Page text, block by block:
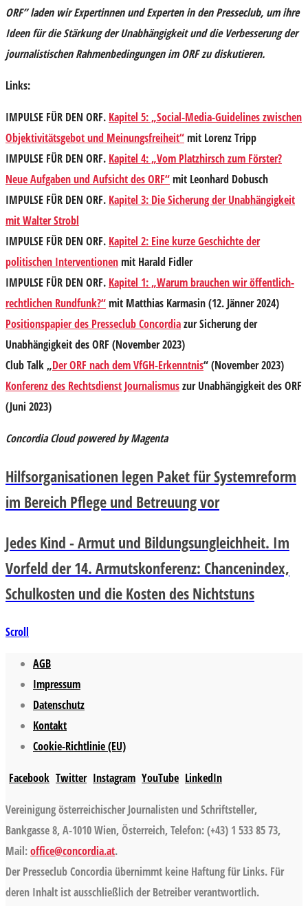
ORF” laden wir Expertinnen und Experten in den Presseclub, um ihre
Ideen für die Stärkung der Unabhängigkeit und die Verbesserung der
journalistischen Rahmenbedingungen im ORF zu diskutieren.
Links:
IMPULSE FÜR DEN ORF. Kapitel 5: „Social-Media-Guidelines zwischen
Objektivitätsgebot und Meinungsfreiheit“mit Lorenz Tripp
IMPULSE FÜR DEN ORF. Kapitel 4: „Vom Platzhirsch zum Förster?
Neue Aufgaben und Aufsicht des ORF“mit Leonhard Dobusch
IMPULSE FÜR DEN ORF. Kapitel 3: Die Sicherung der Unabhängigkeit
mit Walter Strobl
IMPULSE FÜR DEN ORF. Kapitel 2: Eine kurze Geschichte der
politischen Interventionenmit Harald Fidler
IMPULSE FÜR DEN ORF. Kapitel 1: „Warum brauchen wir öffentlich-
rechtlichen Rundfunk?“mit Matthias Karmasin (12. Jänner 2024)
Positionspapier des Presseclub Concordiazur Sicherung der
Unabhängigkeit des ORF (November 2023)
Club Talk „Der ORF nach dem VfGH-Erkenntnis“ (November 2023)
Konferenz des Rechtsdienst Journalismuszur Unabhängigkeit des ORF
(Juni 2023)
Concordia Cloud powered by Magenta
Hilfsorganisationen legen Paket für Systemreform
im Bereich Pflege und Betreuung vor
Jedes Kind - Armut und Bildungsungleichheit. Im
Vorfeld der 14. Armutskonferenz: Chancenindex,
Schulkosten und die Kosten des Nichtstuns
Scroll
AGB
Impressum
Datenschutz
Kontakt
Cookie-Richtlinie (EU)
Facebook Twitter Instagram YouTube LinkedIn
Vereinigung österreichischer Journalisten und Schriftsteller,
Bankgasse 8, A-1010 Wien, Österreich, Telefon: (+43) 1 533 85 73,
Mail:office@concordia.at.
Der Presseclub Concordia übernimmt keine Haftung für Links. Für
deren Inhalt ist ausschließlich der Betreiber verantwortlich.